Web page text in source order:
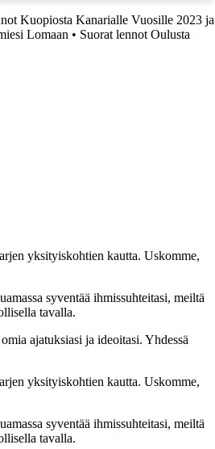
Kuopiosta Kanarialle Vuosille 2023 ja
Lomaan • Suorat lennot Oulusta
yksityiskohtien kautta. Uskomme,
syventää ihmissuhteitasi, meiltä
tavalla.
ajatuksiasi ja ideoitasi. Yhdessä
yksityiskohtien kautta. Uskomme,
syventää ihmissuhteitasi, meiltä
tavalla.